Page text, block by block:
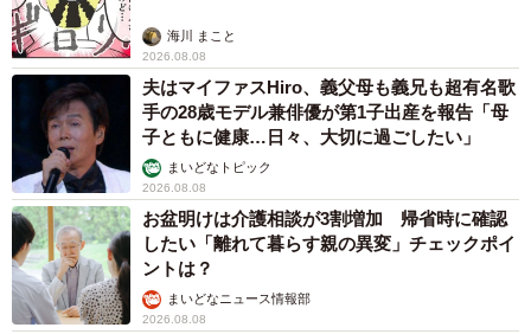
海川 まこと
2026.08.08
夫はマイファスHiro、義父母も義兄も超有名歌
手の28歳モデル兼俳優が第1子出産を報告「母
子ともに健康…日々、大切に過ごしたい」
まいどなトピック
2026.08.08
お盆明けは介護相談が3割増加 帰省時に確認
したい「離れて暮らす親の異変」チェックポイ
ントは？
まいどなニュース情報部
2026.08.08